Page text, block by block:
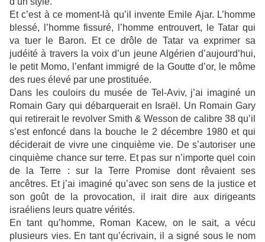
Et c’est à ce moment-là qu’il invente Emile Ajar. L’homme
blessé, l’homme fissuré, l’homme entrouvert, le Tatar qui
va tuer le Baron. Et ce drôle de Tatar va exprimer sa
judéité à travers la voix d’un jeune Algérien d’aujourd’hui,
le petit Momo, l’enfant immigré de la Goutte d’or, le môme
des rues élevé par une prostituée.
Dans les couloirs du musée de Tel-Aviv, j’ai imaginé un
Romain Gary qui débarquerait en Israël. Un Romain Gary
qui retirerait le revolver Smith & Wesson de calibre 38 qu’il
s’est enfoncé dans la bouche le 2 décembre 1980 et qui
déciderait de vivre une cinquième vie. De s’autoriser une
cinquième chance sur terre. Et pas sur n’importe quel coin
de la Terre : sur la Terre Promise dont rêvaient ses
ancêtres. Et j’ai imaginé qu’avec son sens de la justice et
son goût de la provocation, il irait dire aux dirigeants
israéliens leurs quatre vérités.
En tant qu’homme, Roman Kacew, on le sait, a vécu
plusieurs vies. En tant qu’écrivain, il a signé sous le nom